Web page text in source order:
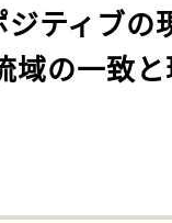
ジティブの
域の一致